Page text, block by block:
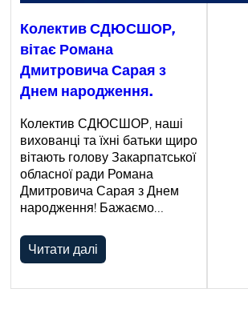
Колектив СДЮСШОР,
вітає Романа
Дмитровича Сарая з
Днем народження.
Колектив СДЮСШОР, наші
вихованці та їхні батьки щиро
вітають голову Закарпатської
обласної ради Романа
Дмитровича Сарая з Днем
народження! Бажаємо…
Читати далі